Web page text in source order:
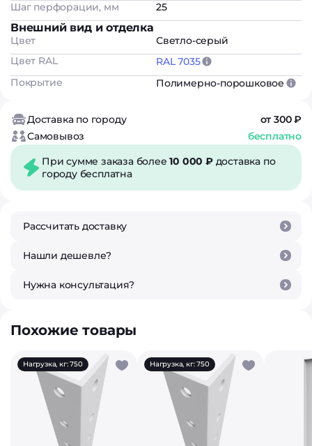
Шаг перфорации, мм
25
Внешний вид и отделка
Цвет
Светло-серый
Цвет RAL
RAL 7035
Покрытие
Полимерно-порошковое
Доставка по городу
от 300 ₽
Самовывоз
бесплатно
При сумме заказа более10 000 ₽доставка по
городу бесплатна
Рассчитать доставку
Нашли дешевле?
Нужна консультация?
Похожие товары
Нагрузка, кг: 750 Нагрузка, кг: 750